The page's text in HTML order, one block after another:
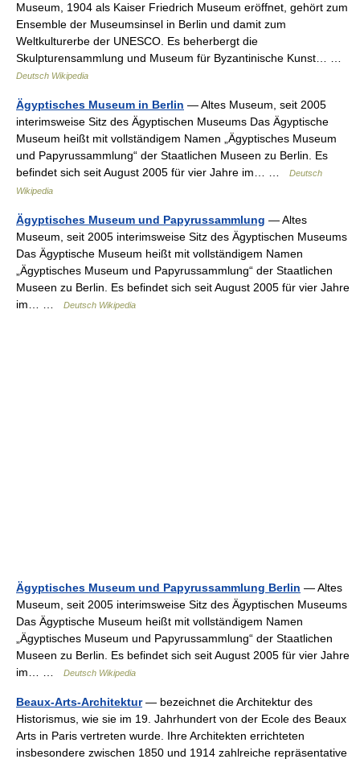
Museum, 1904 als Kaiser Friedrich Museum eröffnet, gehört zum
Ensemble der Museumsinsel in Berlin und damit zum
Weltkulturerbe der UNESCO. Es beherbergt die
Skulpturensammlung und Museum für Byzantinische Kunst… …
Deutsch Wikipedia
Ägyptisches Museum in Berlin — Altes Museum, seit 2005
interimsweise Sitz des Ägyptischen Museums Das Ägyptische
Museum heißt mit vollständigem Namen „Ägyptisches Museum
und Papyrussammlung“ der Staatlichen Museen zu Berlin. Es
befindet sich seit August 2005 für vier Jahre im… …
Deutsch
Wikipedia
Ägyptisches Museum und Papyrussammlung — Altes
Museum, seit 2005 interimsweise Sitz des Ägyptischen Museums
Das Ägyptische Museum heißt mit vollständigem Namen
„Ägyptisches Museum und Papyrussammlung“ der Staatlichen
Museen zu Berlin. Es befindet sich seit August 2005 für vier Jahre
im… …
Deutsch Wikipedia
Ägyptisches Museum und Papyrussammlung Berlin — Altes
Museum, seit 2005 interimsweise Sitz des Ägyptischen Museums
Das Ägyptische Museum heißt mit vollständigem Namen
„Ägyptisches Museum und Papyrussammlung“ der Staatlichen
Museen zu Berlin. Es befindet sich seit August 2005 für vier Jahre
im… …
Deutsch Wikipedia
Beaux-Arts-Architektur— bezeichnet die Architektur des
Historismus, wie sie im 19. Jahrhundert von der Ecole des Beaux
Arts in Paris vertreten wurde. Ihre Architekten errichteten
insbesondere zwischen 1850 und 1914 zahlreiche repräsentative